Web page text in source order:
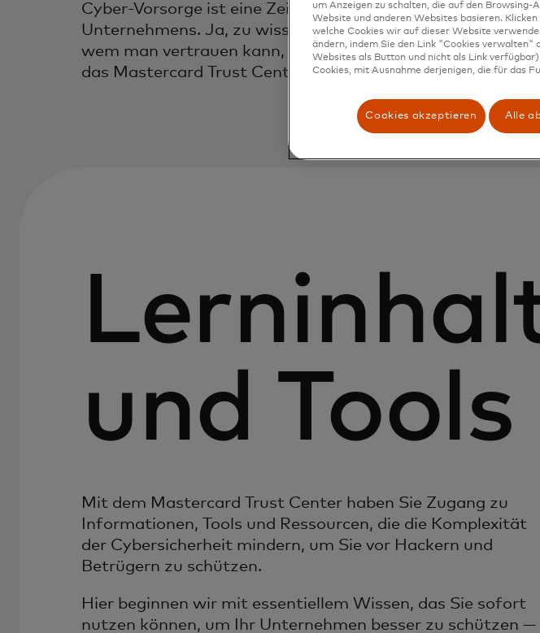
Cyber-Vorsorge ist eine Zeitinvestition in die Zukunft Ihres
Unternehmens. Ja, zu wissen, wo man anfangen soll und
wem man vertrauen kann, kann überwältigend sein, aber
das Mastercard Trust Center ist hier, um Ihnen zu helfen.
und Tools
Mit dem Mastercard Trust Center haben Sie Zugang zu
Informationen, Tools und Ressourcen, die die Komplexität
der Cybersicherheit mindern, um Sie vor Hackern und
Betrügern zu schützen.
Hier beginnen wir mit essentiellem Wissen, das Sie sofort
nutzen können, um Ihr Unternehmen besser zu schützen —
um Anzeigen zu schalten, die auf den
Website und anderen Websites basieren.
welche Cookies wir auf dieser Website
ändern, indem Sie den Link "Cookies verwalten"
Websites als Button und nicht als Link
Cookies, mit Ausnahme derjenigen, die für das
Cookies akzeptieren Alle